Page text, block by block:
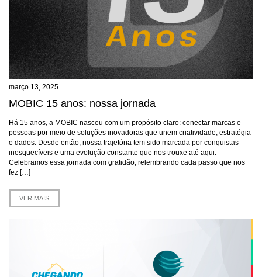
março 13, 2025
MOBIC 15 anos: nossa jornada
Há 15 anos, a MOBIC nasceu com um propósito claro: conectar marcas e
pessoas por meio de soluções inovadoras que unem criatividade, estratégia
e dados. Desde então, nossa trajetória tem sido marcada por conquistas
inesquecíveis e uma evolução constante que nos trouxe até aqui.
Celebramos essa jornada com gratidão, relembrando cada passo que nos
fez […]
VER MAIS